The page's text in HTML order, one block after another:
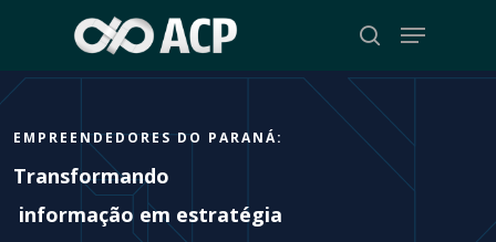
content
search
Menu
Transformando
informação em estra .